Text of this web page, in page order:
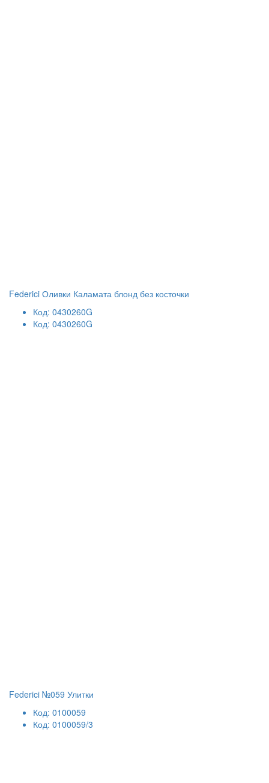
Federici Оливки Каламата блонд без косточки
Код: 0430260G
Код: 0430260G
Federici №059 Улитки
Код: 0100059
Код: 0100059/3